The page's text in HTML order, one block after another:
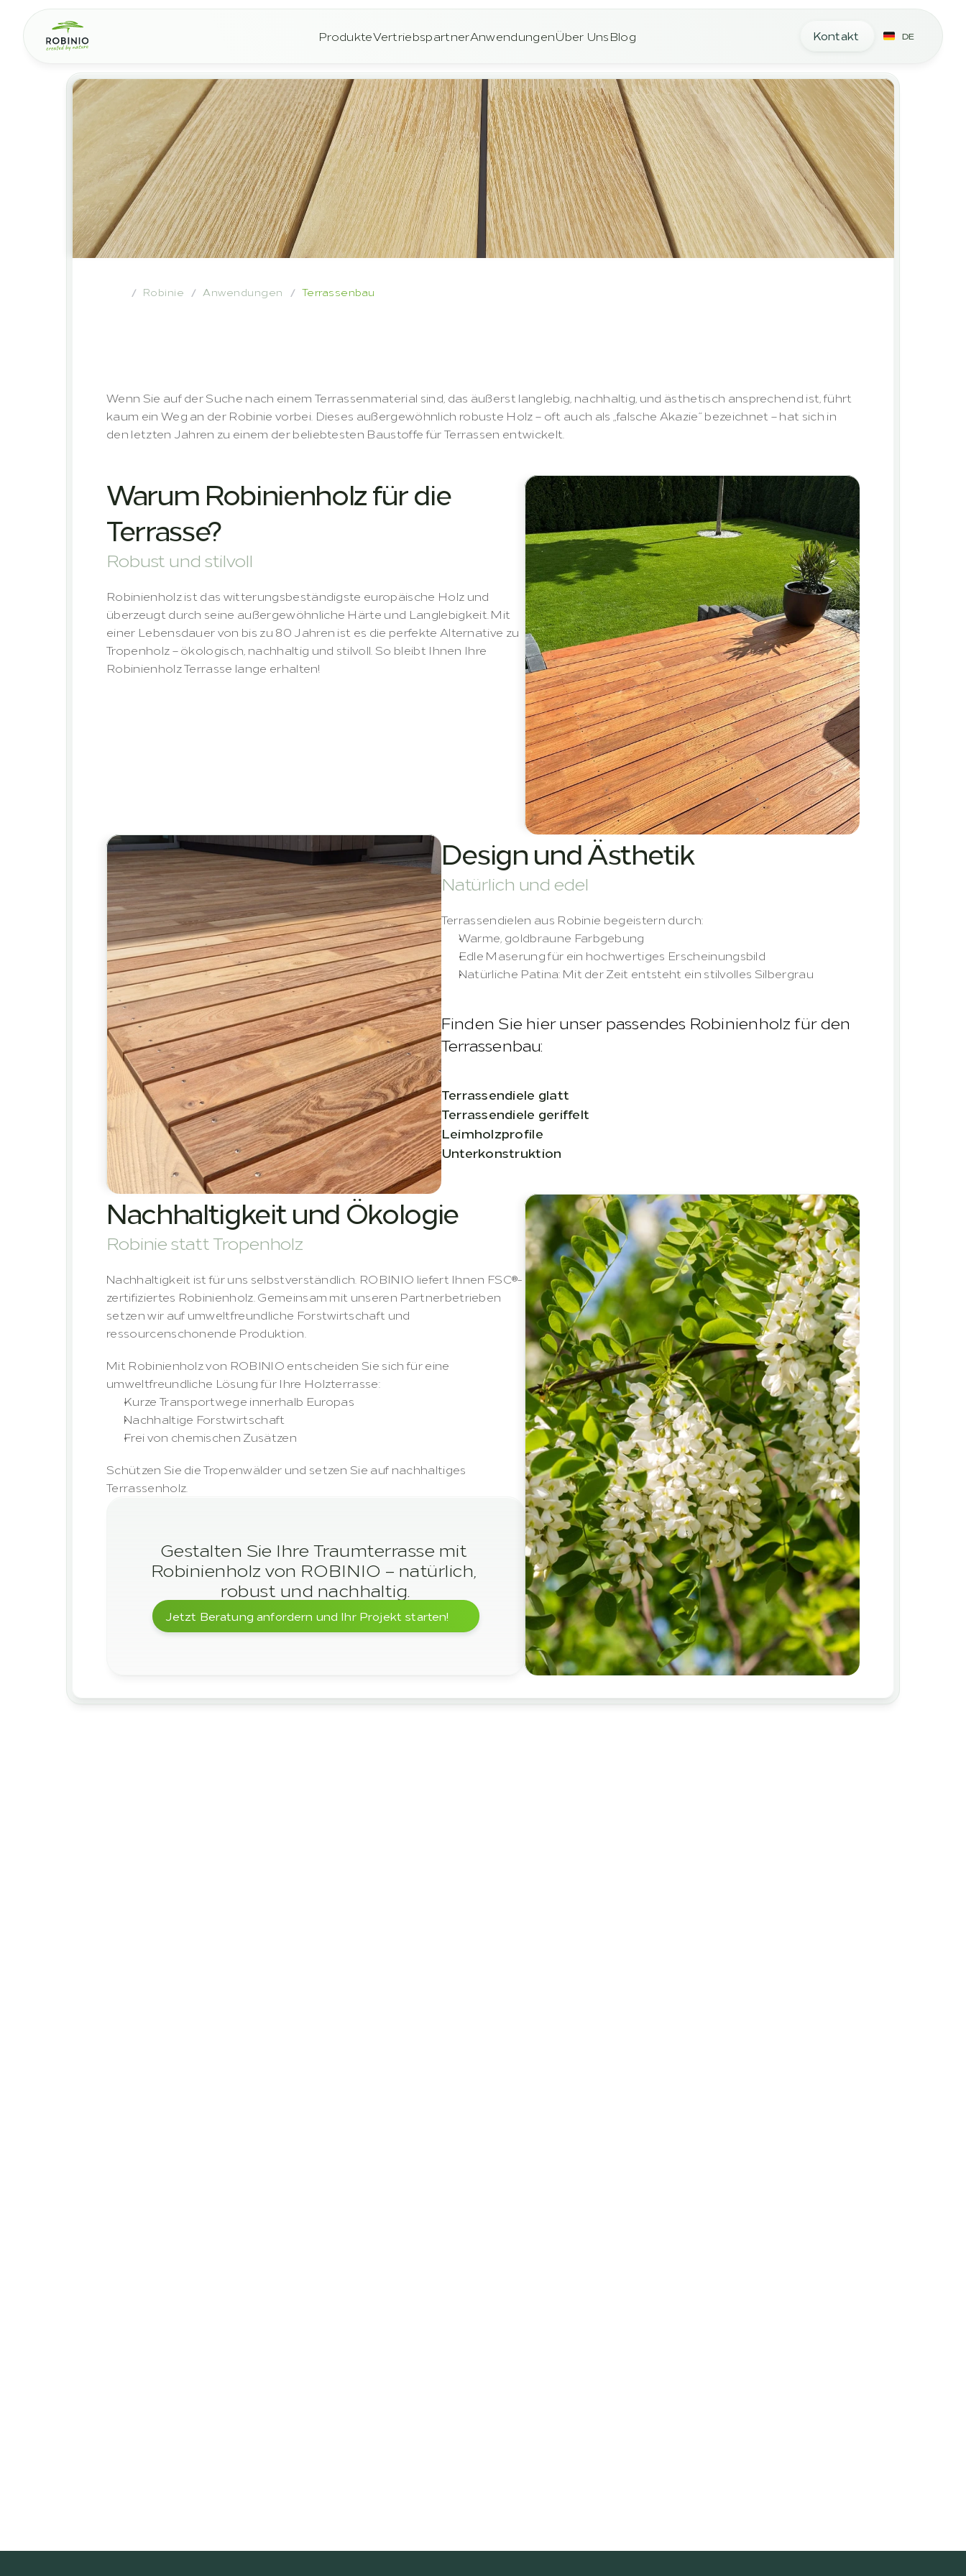
ProdukteVertriebspartnerAnwendungenÜber UnsBlog Kontakt DE
/ Robinie / Anwendungen / Terrassenbau
Wenn Sie auf der Suche nach einem Terrassenmaterial sind, das äußerst langlebig, nachhaltig, und ästhetisch ansprechend ist, führt
kaum ein Weg an der Robinie vorbei. Dieses außergewöhnlich robuste Holz – oft auch als „falsche Akazie“ bezeichnet – hat sich in
den letzten Jahren zu einem der beliebtesten Baustoffe für Terrassen entwickelt.
Warum Robinienholz für die
Terrasse?
Robust und stilvoll
Robinienholz ist das witterungsbeständigste europäische Holz und
überzeugt durch seine außergewöhnliche Härte und Langlebigkeit. Mit
einer Lebensdauer von bis zu 80 Jahren ist es die perfekte Alternative zu
Tropenholz – ökologisch, nachhaltig und stilvoll. So bleibt Ihnen Ihre
Robinienholz Terrasse lange erhalten!
Design und Ästhetik
Natürlich und edel
Terrassendielen aus Robinie begeistern durch:
Warme, goldbraune Farbgebung
Edle Maserung für ein hochwertiges Erscheinungsbild
Natürliche Patina: Mit der Zeit entsteht ein stilvolles Silbergrau
Finden Sie hier unser passendes Robinienholz für den
Terrassenbau:
Terrassendiele glatt
Terrassendiele geriffelt
Leimholzprofile
Unterkonstruktion
Nachhaltigkeit und Ökologie
Robinie statt Tropenholz
Nachhaltigkeit ist für uns selbstverständlich. ROBINIO liefert Ihnen FSC®-
zertifiziertes Robinienholz. Gemeinsam mit unseren Partnerbetrieben
setzen wir auf umweltfreundliche Forstwirtschaft und
ressourcenschonende Produktion.
Mit Robinienholz von ROBINIO entscheiden Sie sich für eine
umweltfreundliche Lösung für Ihre Holzterrasse:
Kurze Transportwege innerhalb Europas
Nachhaltige Forstwirtschaft
Frei von chemischen Zusätzen
Schützen Sie die Tropenwälder und setzen Sie auf nachhaltiges
Terrassenholz.
Gestalten Sie Ihre Traumterrasse mit
Robinienholz von ROBINIO – natürlich,
robust und nachhaltig.
Jetzt Beratung anfordern und Ihr Projekt starten!